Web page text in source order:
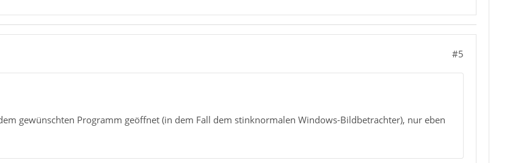
#5
gewünschten Programm geöffnet (in dem Fall dem stinknormalen Windows-Bildbetrachter), nur eben